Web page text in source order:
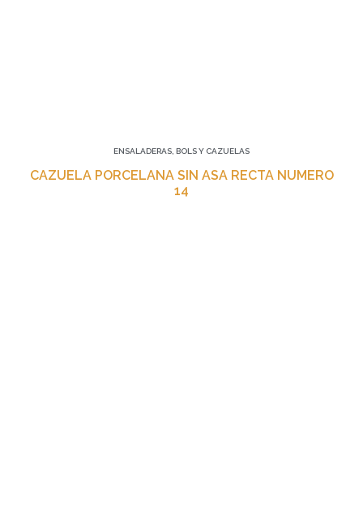
ENSALADERAS, BOLS Y CAZUELAS
CAZUELA PORCELANA SIN ASA RECTA NUMERO
14